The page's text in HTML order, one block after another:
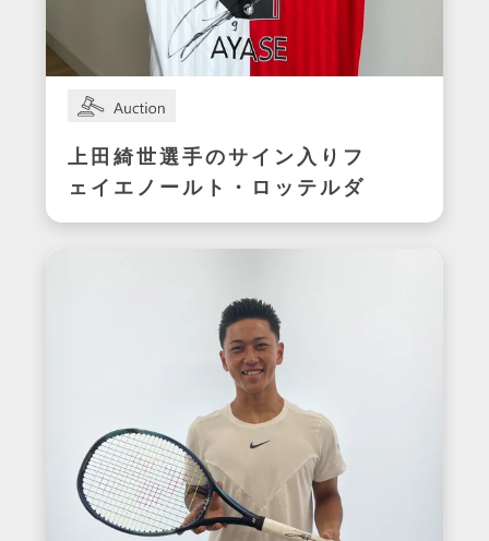
上田綺世選手のサイン入りフ
ェイエノールト・ロッテルダ
ムユニフォーム